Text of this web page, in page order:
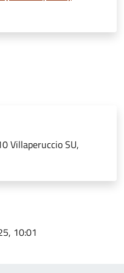
Villaperuccio SU,
10:01